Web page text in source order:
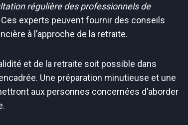
régulière des professionnels de
experts peuvent fournir des conseils
à l’approche de la retraite.
et de la retraite soit possible dans
Une préparation minutieuse et une
aux personnes concernées d’aborder